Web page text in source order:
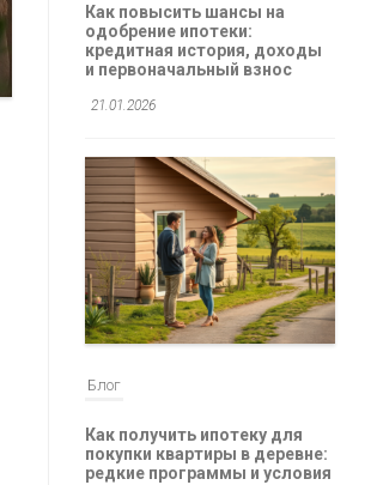
Как повысить шансы на
одобрение ипотеки:
кредитная история, доходы
и первоначальный взнос
21.01.2026
Блог
Как получить ипотеку для
покупки квартиры в деревне:
редкие программы и условия